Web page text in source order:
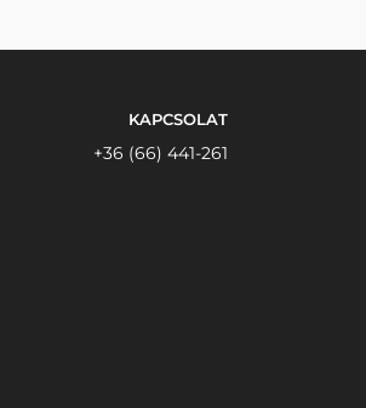
KAPCSOLAT
+36 (66) 441-261